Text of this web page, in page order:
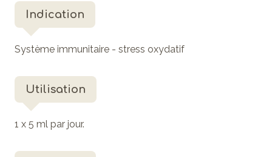
Indication
Système immunitaire - stress oxydatif
Utilisation
1 x 5 ml par jour.